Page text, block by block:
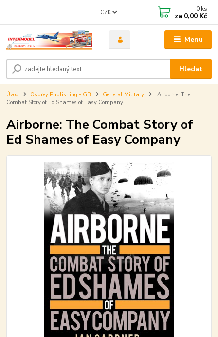
Menu
CZK
Hledat
0 ks
za 0,00 Kč
Úvod Osprey Publishing - GB General Military
Airborne: The
Combat Story of Ed Shames of Easy Company
Airborne: The Combat Story of
Ed Shames of Easy Company